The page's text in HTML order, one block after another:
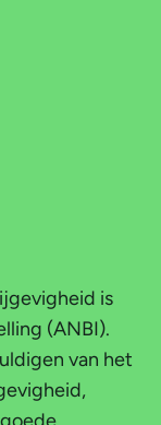
is
(ANBI).
van het